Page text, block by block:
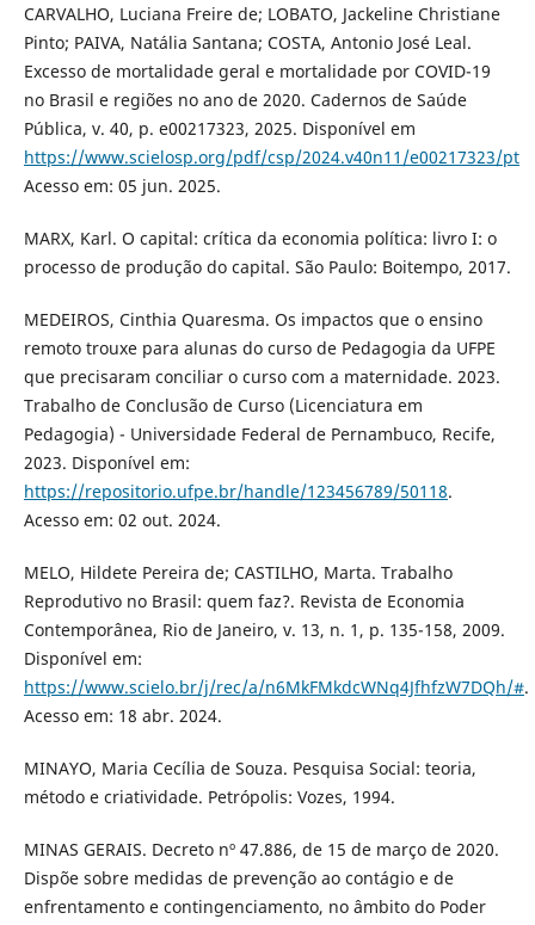
CARVALHO, Luciana Freire de; LOBATO, Jackeline Christiane
Pinto; PAIVA, Natália Santana; COSTA, Antonio José Leal.
Excesso de mortalidade geral e mortalidade por COVID-19
no Brasil e regiões no ano de 2020. Cadernos de Saúde
Pública, v. 40, p. e00217323, 2025. Disponível em
https://www.scielosp.org/pdf/csp/2024.v40n11/e00217323/pt
Acesso em: 05 jun. 2025.
MARX, Karl. O capital: crítica da economia política: livro I: o
processo de produção do capital. São Paulo: Boitempo, 2017.
MEDEIROS, Cinthia Quaresma. Os impactos que o ensino
remoto trouxe para alunas do curso de Pedagogia da UFPE
que precisaram conciliar o curso com a maternidade. 2023.
Trabalho de Conclusão de Curso (Licenciatura em
Pedagogia) - Universidade Federal de Pernambuco, Recife,
2023. Disponível em:
https://repositorio.ufpe.br/handle/123456789/50118.
Acesso em: 02 out. 2024.
MELO, Hildete Pereira de; CASTILHO, Marta. Trabalho
Reprodutivo no Brasil: quem faz?. Revista de Economia
Contemporânea, Rio de Janeiro, v. 13, n. 1, p. 135-158, 2009.
Disponível em:
https://www.scielo.br/j/rec/a/n6MkFMkdcWNq4JfhfzW7DQh/#.
Acesso em: 18 abr. 2024.
MINAYO, Maria Cecília de Souza. Pesquisa Social: teoria,
método e criatividade. Petrópolis: Vozes, 1994.
MINAS GERAIS. Decreto nº 47.886, de 15 de março de 2020.
Dispõe sobre medidas de prevenção ao contágio e de
enfrentamento e contingenciamento, no âmbito do Poder